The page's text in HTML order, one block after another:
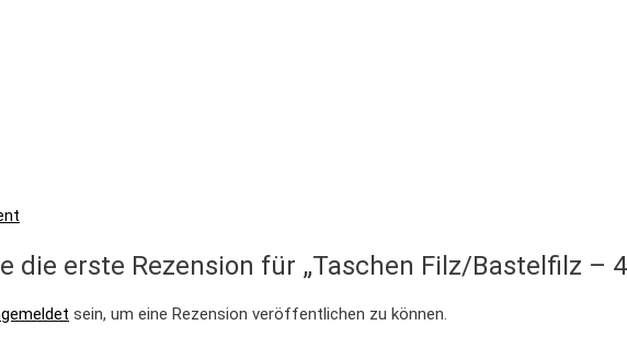
die erste Rezension für „Taschen Filz/Bastelfilz –
sein, um eine Rezension veröffentlichen zu können.